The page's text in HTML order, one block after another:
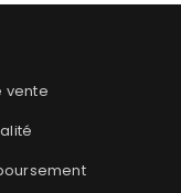
vente